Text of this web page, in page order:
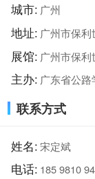
城市: 广州
地址: 广州市保
展馆: 广州市保
主办: 广东省公
联系方式
姓名: 宋定斌
电话: 185 9810